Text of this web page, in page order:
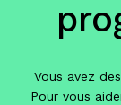
Vous avez
Pour vous